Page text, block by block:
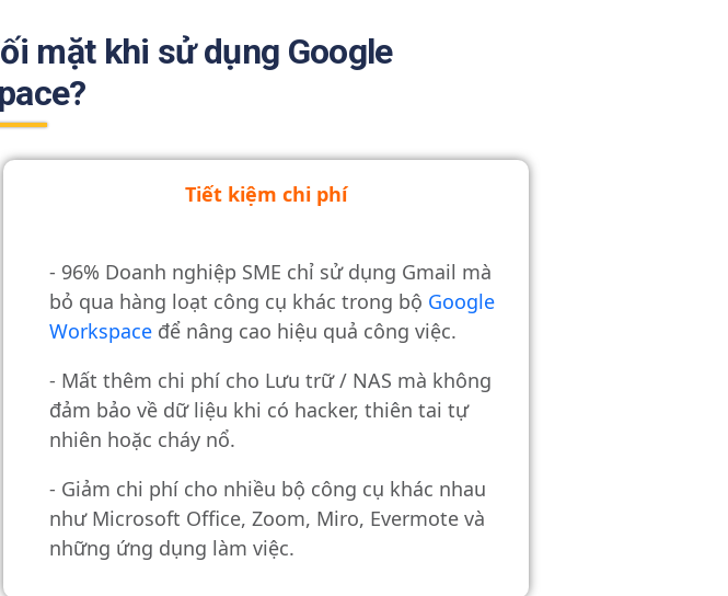
mặt khi sử dụng Google
Tiết kiệm chi phí
- 96% Doanh nghiệp SME chỉ sử dụng Gmail mà
bỏ qua hàng loạt công cụ khác trong bộ Google
Workspace để nâng cao hiệu quả công việc.
- Mất thêm chi phí cho Lưu trữ / NAS mà không
đảm bảo về dữ liệu khi có hacker, thiên tai tự
nhiên hoặc cháy nổ.
- Giảm chi phí cho nhiều bộ công cụ khác nhau
như Microsoft Office, Zoom, Miro, Evermote và
những ứng dụng làm việc.